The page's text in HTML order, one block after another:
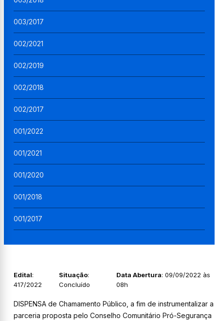
003/2017
002/2021
002/2019
002/2018
002/2017
001/2022
001/2021
001/2020
001/2018
001/2017
Edital:
417/2022
Situação:
Concluído
Data Abertura: 09/09/2022 às
08h
DISPENSA de Chamamento Público, a fim de instrumentalizar a
parceria proposta pelo Conselho Comunitário Pró-Segurança